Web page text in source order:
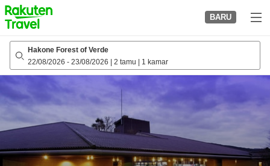
to
top
page
BARU
Hakone Forest of Verde
22/08/2026 - 23/08/2026 2 tamu 1 kamar